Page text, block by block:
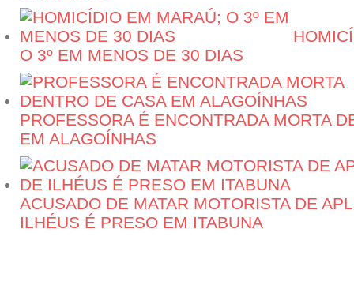
O 3º EM MENOS DE 30 DIAS
PROFESSORA É ENCONTRADA MORTA
EM ALAGOÍNHAS
ACUSADO DE MATAR MOTORISTA DE
ILHÉUS É PRESO EM ITABUNA